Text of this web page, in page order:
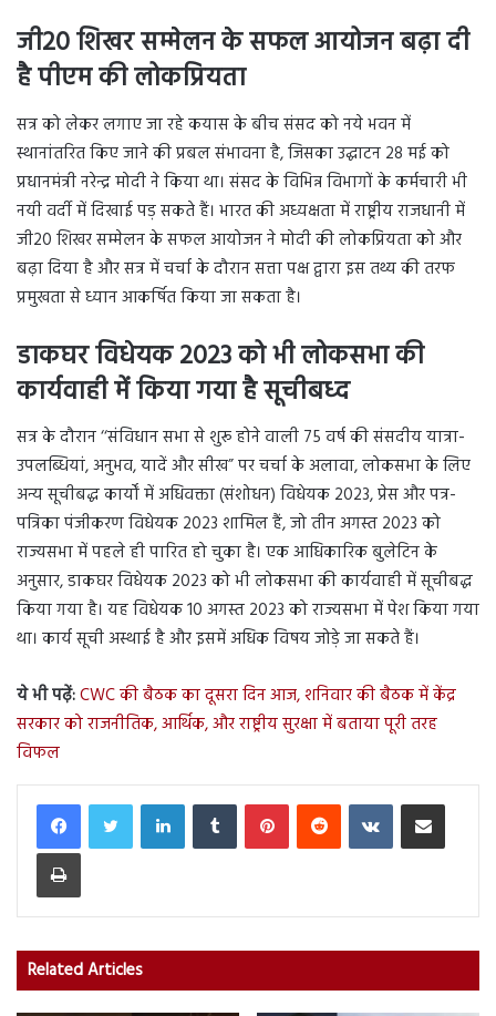
जी20 शिखर सम्मेलन के सफल आयोजन बढ़ा दी
है पीएम की लोकप्रियता
सत्र को लेकर लगाए जा रहे कयास के बीच संसद को नये भवन में
स्थानांतरित किए जाने की प्रबल संभावना है, जिसका उद्घाटन 28 मई को
प्रधानमंत्री नरेन्द्र मोदी ने किया था। संसद के विभिन्न विभागों के कर्मचारी भी
नयी वर्दी में दिखाई पड़ सकते हैं। भारत की अध्यक्षता में राष्ट्रीय राजधानी में
जी20 शिखर सम्मेलन के सफल आयोजन ने मोदी की लोकप्रियता को और
बढ़ा दिया है और सत्र में चर्चा के दौरान सत्ता पक्ष द्वारा इस तथ्य की तरफ
प्रमुखता से ध्यान आकर्षित किया जा सकता है।
डाकघर विधेयक 2023 को भी लोकसभा की
कार्यवाही में किया गया है सूचीबध्द
सत्र के दौरान ‘‘संविधान सभा से शुरू होने वाली 75 वर्ष की संसदीय यात्रा-
उपलब्धियां, अनुभव, यादें और सीख” पर चर्चा के अलावा, लोकसभा के लिए
अन्य सूचीबद्ध कार्यों में अधिवक्ता (संशोधन) विधेयक 2023, प्रेस और पत्र-
पत्रिका पंजीकरण विधेयक 2023 शामिल हैं, जो तीन अगस्त 2023 को
राज्यसभा में पहले ही पारित हो चुका है। एक आधिकारिक बुलेटिन के
अनुसार, डाकघर विधेयक 2023 को भी लोकसभा की कार्यवाही में सूचीबद्ध
किया गया है। यह विधेयक 10 अगस्त 2023 को राज्यसभा में पेश किया गया
था। कार्य सूची अस्थाई है और इसमें अधिक विषय जोड़े जा सकते हैं।
ये भी पढ़ें:CWC की बैठक का दूसरा दिन आज, शनिवार की बैठक में केंद्र
सरकार को राजनीतिक, आर्थिक, और राष्ट्रीय सुरक्षा में बताया पूरी तरह
विफल
LinkedInTumblr PinterestReddit VKontakteShare via Email
Print
Related Articles